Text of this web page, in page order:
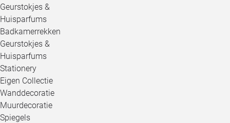
Geurstokjes &
Huisparfums
Badkamerrekken
Geurstokjes &
Huisparfums
Stationery
Eigen Collectie
Wanddecoratie
Muurdecoratie
Spiegels